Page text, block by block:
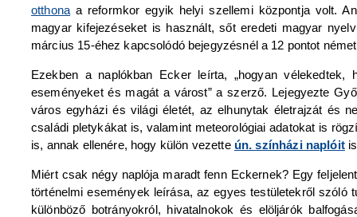
otthona a reformkor egyik helyi szellemi központja volt.
magyar kifejezéseket is használt, sőt eredeti magyar
március 15-éhez kapcsolódó bejegyzésnél a 12 pontot
Ezekben a naplókban Ecker leírta, „hogyan
eseményeket és magát a várost” a szerző. Lejegyezte
város egyházi és világi életét, az elhunytak életrajzát és
családi pletykákat is, valamint meteorológiai adatokat is
is, annak ellenére, hogy külön vezette ún. színházi naplóit
Miért csak négy naplója maradt fenn Eckernek? Egy
történelmi események leírása, az egyes testületekről
különböző botrányokról, hivatalnokok és elöljárók